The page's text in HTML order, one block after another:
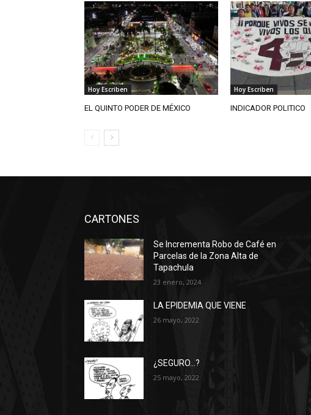
Hoy Escriben
EL QUINTO PODER DE MÉXICO
Hoy Escriben
INDICADOR POLITICO
CARTONES
Se Incrementa Robo de Café en
Parcelas de la Zona Alta de
Tapachula
23 enero, 2024
LA EPIDEMIA QUE VIENE
26 mayo, 2022
¿SEGURO…?
25 mayo, 2022